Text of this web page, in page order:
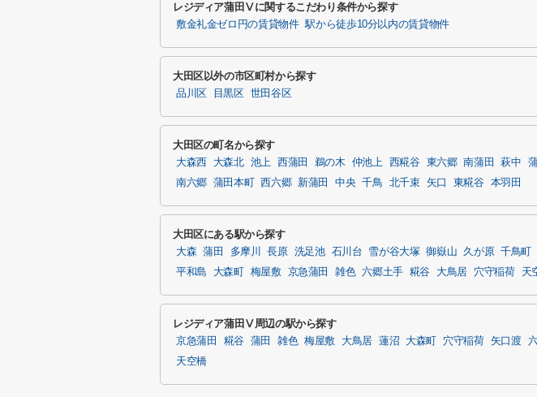
レジディア蒲田Ⅴに関するこだわり条件から探す
敷金礼金ゼロ円の賃貸物件 駅から徒歩10分以内の賃貸物件
大田区以外の市区町村から探す
品川区 目黒区 世田谷区
大田区の町名から探す
大森西 大森北 池上 西蒲田 鵜の木 仲池上 西糀谷 東六郷 南蒲田 萩中
南六郷 蒲田本町 西六郷 新蒲田 中央 千鳥 北千束 矢口 東糀谷 本羽田
大田区にある駅から探す
大森 蒲田 多摩川 長原 洗足池 石川台 雪が谷大塚 御嶽山 久が原 千鳥町
平和島
大森町 梅屋敷 京急蒲田 雑色 六郷土手 糀谷 大鳥居 穴守稲荷 天
レジディア蒲田Ⅴ周辺の駅から探す
京急蒲田 糀谷 蒲田 雑色 梅屋敷 大鳥居 蓮沼 大森町 穴守稲荷 矢口渡
天空橋